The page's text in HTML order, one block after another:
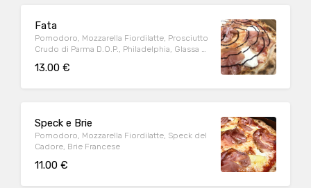
Fata
Pomodoro, Mozzarella Fiordilatte, Prosciutto
Crudo di Parma D.O.P., Philadelphia, Glassa di
13.00 €
Speck e Brie
Pomodoro, Mozzarella Fiordilatte, Speck del
Cadore, Brie Francese
11.00 €